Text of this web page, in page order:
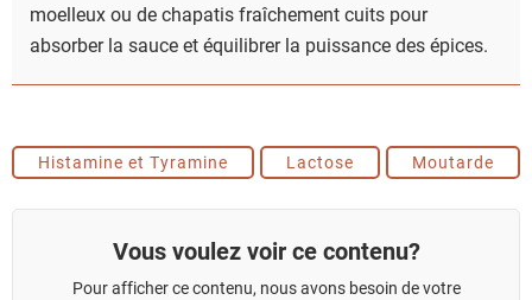
moelleux ou de chapatis fraîchement cuits pour
absorber la sauce et équilibrer la puissance des épices.
Histamine et Tyramine Lactose Moutarde
Vous voulez voir ce contenu?
Pour afficher ce contenu, nous avons besoin de votre